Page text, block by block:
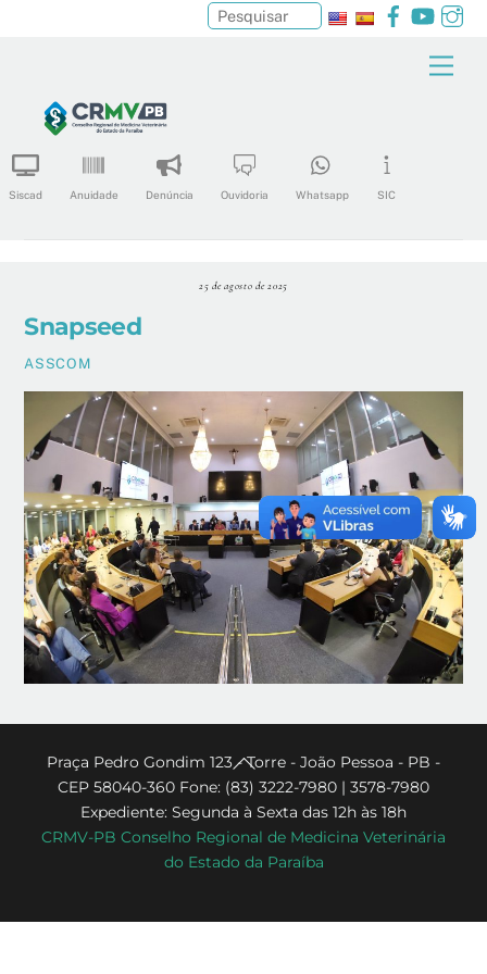
content
Facebook
Siscad Anuidade Denúncia Ouvidoria Whatsapp SIC
Pesquisar
25 de agosto de 2025
Snapseed
ASSCOM
Back
To
Top
Praça Pedro Gondim 123 - Torre - João Pessoa - PB -
CEP 58040-360 Fone: (83) 3222-7980 | 3578-7980
Expediente: Segunda à Sexta das 12h às 18h
CRMV-PB Conselho Regional de Medicina Veterinária
do Estado da Paraíba